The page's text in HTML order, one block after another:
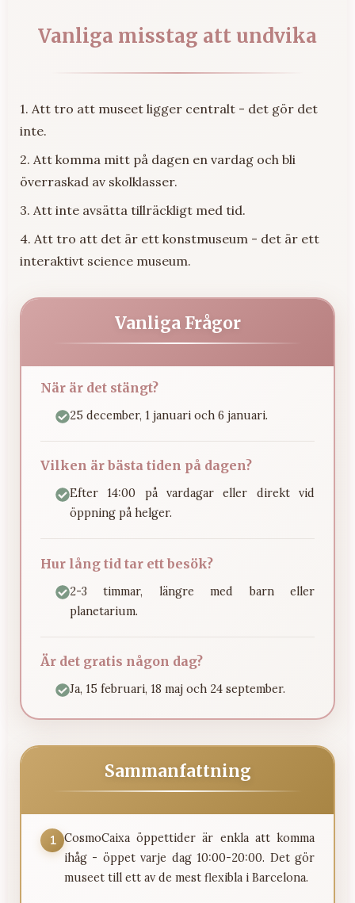
Vanliga misstag att undvika
1. Att tro att museet ligger centralt - det gör det
inte.
2. Att komma mitt på dagen en vardag och bli
överraskad av skolklasser.
3. Att inte avsätta tillräckligt med tid.
4. Att tro att det är ett konstmuseum - det är ett
interaktivt science museum.
Vanliga Frågor
När är det stängt?
25 december, 1 januari och 6 januari.
Vilken är bästa tiden på dagen?
Efter 14:00 på vardagar eller direkt vid
öppning på helger.
Hur lång tid tar ett besök?
2-3 timmar, längre med barn eller
planetarium.
Är det gratis någon dag?
Ja, 15 februari, 18 maj och 24 september.
Sammanfattning
1 CosmoCaixa öppettider är enkla att komma
ihåg - öppet varje dag 10:00-20:00. Det gör
museet till ett av de mest flexibla i Barcelona.